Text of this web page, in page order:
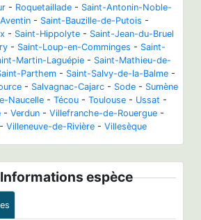
- Roquetaillade - Saint-Antonin-Noble-
- Saint-Bauzille-de-Putois -
- Saint-Hippolyte - Saint-Jean-du-Bruel
- Saint-Loup-en-Comminges - Saint-
Martin-Laguépie - Saint-Mathieu-de-
Parthem - Saint-Salvy-de-la-Balme -
- Salvagnac-Cajarc - Sode - Sumène
Naucelle - Técou - Toulouse - Ussat -
- Verdun - Villefranche-de-Rouergue -
- Villeneuve-de-Rivière - Villesèque
Informations espèce